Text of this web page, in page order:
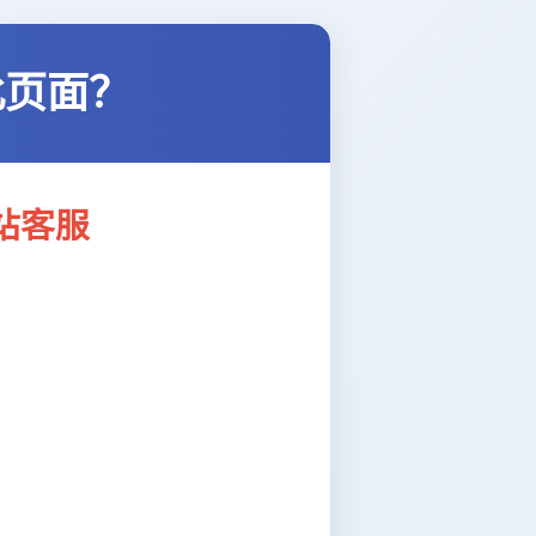
面？
客服